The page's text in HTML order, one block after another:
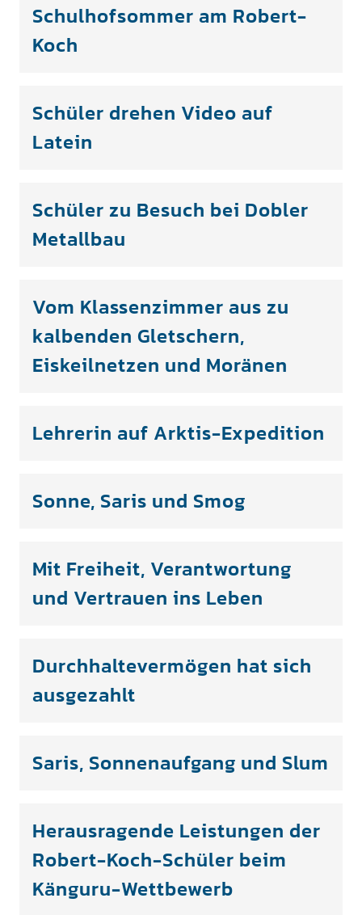
Schulhofsommer am Robert-
Koch
Schüler drehen Video auf
Latein
Schüler zu Besuch bei Dobler
Metallbau
Vom Klassenzimmer aus zu
kalbenden Gletschern,
Eiskeilnetzen und Moränen
Lehrerin auf Arktis-Expedition
Sonne, Saris und Smog
Mit Freiheit, Verantwortung
und Vertrauen ins Leben
Durchhaltevermögen hat sich
ausgezahlt
Saris, Sonnenaufgang und Slum
Herausragende Leistungen der
Robert-Koch-Schüler beim
Känguru-Wettbewerb